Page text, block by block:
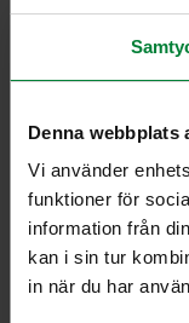
Denna webbplats
Vi använder
funktioner för
information från
kan i sin tur
in när du har